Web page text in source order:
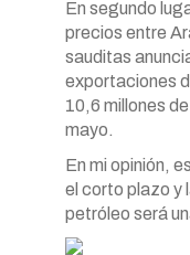
En segundo
precios entre
sauditas
exportaciones
10,6 millones
mayo.
En mi opinión,
el corto plazo y
petróleo será